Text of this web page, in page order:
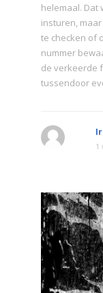
helemaal. Dat
insturen,
te checken of
nummer
de verkeerde
tussendoor
1